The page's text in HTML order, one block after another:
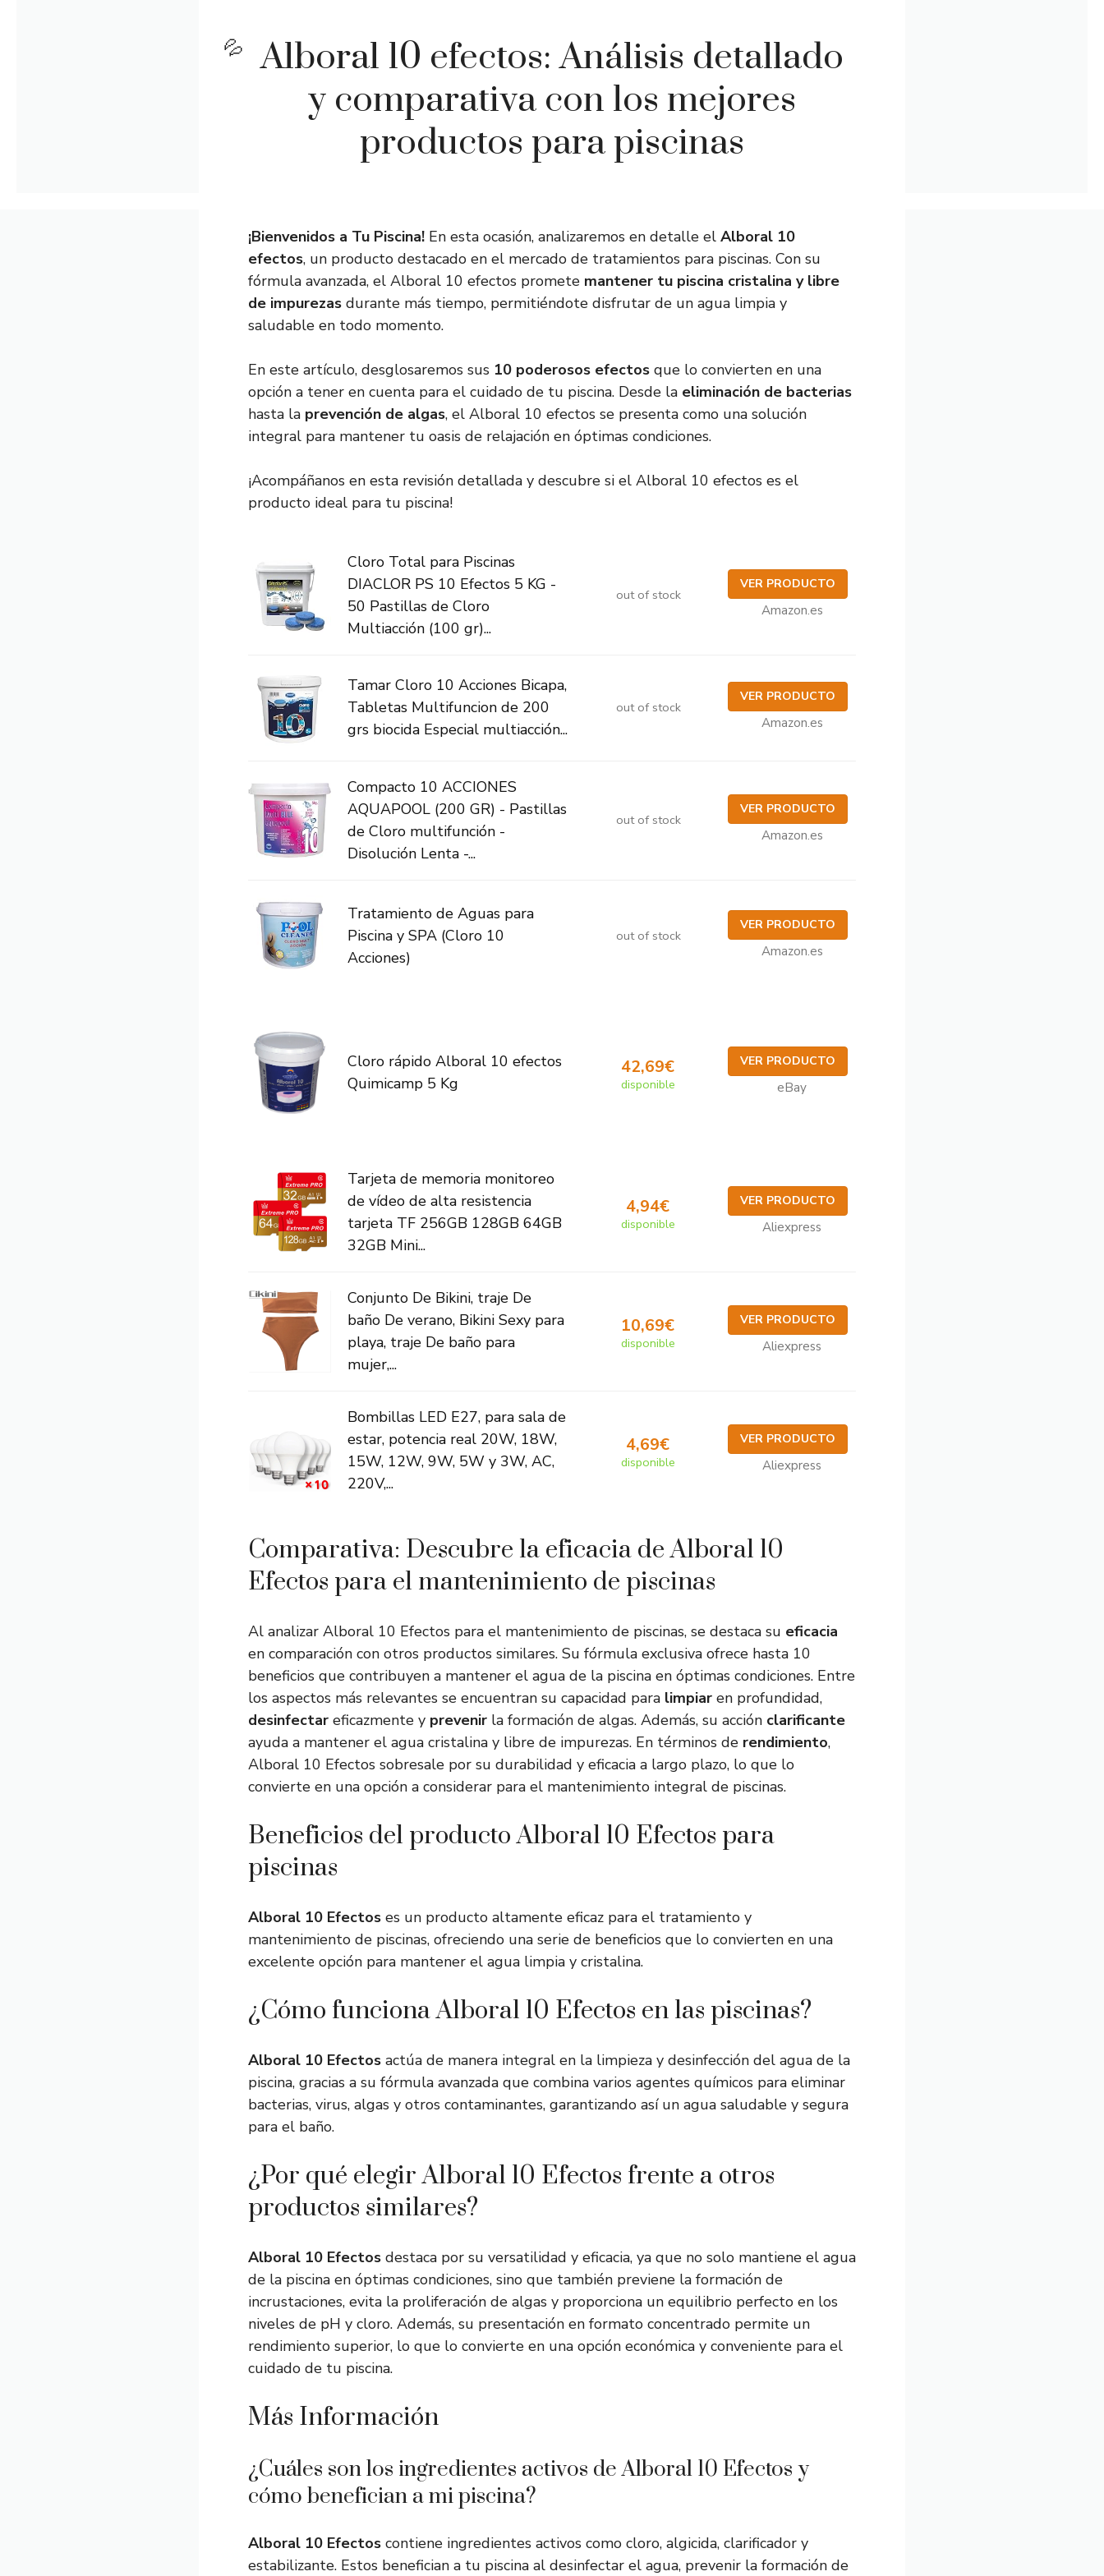
Alboral 10 efectos: Análisis detallado
y comparativa con los mejores
productos para piscinas
¡Bienvenidos a Tu Piscina! En esta ocasión, analizaremos en detalle el Alboral 10
efectos, un producto destacado en el mercado de tratamientos para piscinas. Con su
fórmula avanzada, el Alboral 10 efectos promete mantener tu piscina cristalina y libre
de impurezas durante más tiempo, permitiéndote disfrutar de un agua limpia y
saludable en todo momento.
En este artículo, desglosaremos sus 10 poderosos efectos que lo convierten en una
opción a tener en cuenta para el cuidado de tu piscina. Desde la eliminación de bacterias
hasta la prevención de algas, el Alboral 10 efectos se presenta como una solución
integral para mantener tu oasis de relajación en óptimas condiciones.
¡Acompáñanos en esta revisión detallada y descubre si el Alboral 10 efectos es el
producto ideal para tu piscina!
Cloro Total para Piscinas
DIACLOR PS 10 Efectos 5 KG -
50 Pastillas de Cloro
Multiacción (100 gr)...
out of stock
VER PRODUCTO
Amazon.es
Tamar Cloro 10 Acciones Bicapa,
Tabletas Multifuncion de 200
grs biocida Especial multiacción...
out of stock
VER PRODUCTO
Amazon.es
Compacto 10 ACCIONES
AQUAPOOL (200 GR) - Pastillas
de Cloro multifunción -
Disolución Lenta -...
out of stock
VER PRODUCTO
Amazon.es
Tratamiento de Aguas para
Piscina y SPA (Cloro 10
Acciones)
out of stock
VER PRODUCTO
Amazon.es
Cloro rápido Alboral 10 efectos
Quimicamp 5 Kg
42,69€
disponible
VER PRODUCTO
eBay
Tarjeta de memoria monitoreo
de vídeo de alta resistencia
tarjeta TF 256GB 128GB 64GB
32GB Mini...
4,94€
disponible
VER PRODUCTO
Aliexpress
Conjunto De Bikini, traje De
baño De verano, Bikini Sexy para
playa, traje De baño para
mujer,...
10,69€
disponible
VER PRODUCTO
Aliexpress
Bombillas LED E27, para sala de
estar, potencia real 20W, 18W,
15W, 12W, 9W, 5W y 3W, AC,
220V,...
4,69€
disponible
VER PRODUCTO
Aliexpress
Comparativa: Descubre la eficacia de Alboral 10
Efectos para el mantenimiento de piscinas
Al analizar Alboral 10 Efectos para el mantenimiento de piscinas, se destaca su eficacia
en comparación con otros productos similares. Su fórmula exclusiva ofrece hasta 10
beneficios que contribuyen a mantener el agua de la piscina en óptimas condiciones. Entre
los aspectos más relevantes se encuentran su capacidad para limpiar en profundidad,
desinfectar eficazmente y prevenir la formación de algas. Además, su acción clarificante
ayuda a mantener el agua cristalina y libre de impurezas. En términos de rendimiento,
Alboral 10 Efectos sobresale por su durabilidad y eficacia a largo plazo, lo que lo
convierte en una opción a considerar para el mantenimiento integral de piscinas.
Beneficios del producto Alboral 10 Efectos para
piscinas
Alboral 10 Efectos es un producto altamente eficaz para el tratamiento y
mantenimiento de piscinas, ofreciendo una serie de beneficios que lo convierten en una
excelente opción para mantener el agua limpia y cristalina.
¿Cómo funciona Alboral 10 Efectos en las piscinas?
Alboral 10 Efectos actúa de manera integral en la limpieza y desinfección del agua de la
piscina, gracias a su fórmula avanzada que combina varios agentes químicos para eliminar
bacterias, virus, algas y otros contaminantes, garantizando así un agua saludable y segura
para el baño.
¿Por qué elegir Alboral 10 Efectos frente a otros
productos similares?
Alboral 10 Efectos destaca por su versatilidad y eficacia, ya que no solo mantiene el agua
de la piscina en óptimas condiciones, sino que también previene la formación de
incrustaciones, evita la proliferación de algas y proporciona un equilibrio perfecto en los
niveles de pH y cloro. Además, su presentación en formato concentrado permite un
rendimiento superior, lo que lo convierte en una opción económica y conveniente para el
cuidado de tu piscina.
Más Información
¿Cuáles son los ingredientes activos de Alboral 10 Efectos y
cómo benefician a mi piscina?
Alboral 10 Efectos contiene ingredientes activos como cloro, algicida, clarificador y
estabilizante. Estos benefician a tu piscina al desinfectar el agua, prevenir la formación de